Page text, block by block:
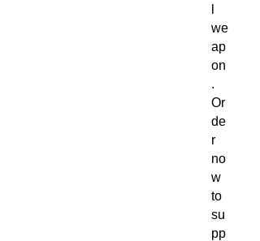
we
ap
on
.
Or
de
r
no
w
to
su
pp